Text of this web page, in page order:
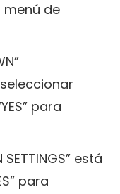
menú de
para
está
para